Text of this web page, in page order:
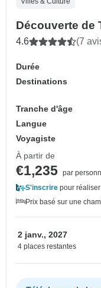
Découverte de
4.6 (7
Durée
Destinations
Tranche d'âge
Langue
Voyagiste
À partir de
€1,235 par
S'inscrire pour
Prix basé sur une
2 janv., 2027
4 places restantes